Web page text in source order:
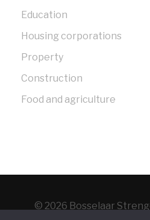
Education
Housing corporations
Property
Construction
Food and agriculture
© 2026 Bosselaar